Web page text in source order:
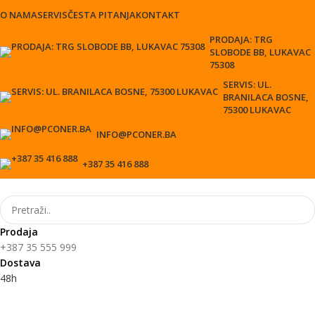
O NAMASERVISČESTA PITANJAKONTAKT
PRODAJA: TRG
SLOBODE BB, LUKAVAC
75308
SERVIS: UL.
BRANILACA BOSNE,
75300 LUKAVAC
INFO@PCONER.BA
+387 35 416 888
Prodaja
+387 35 555 999
Dostava
48h